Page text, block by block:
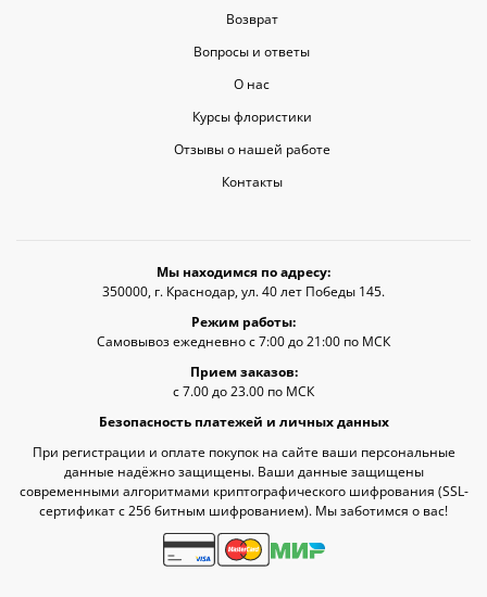
Возврат
Вопросы и ответы
О нас
Курсы флористики
Отзывы о нашей работе
Контакты
Мы находимся по адресу:
350000, г. Краснодар, ул. 40 лет Победы 145.
Режим работы:
Самовывоз ежедневно с 7:00 до 21:00 по МСК
Прием заказов:
с 7.00 до 23.00 по МСК
Безопасность платежей и личных данных
При регистрации и оплате покупок на сайте ваши персональные
данные надёжно защищены. Ваши данные защищены
современными алгоритмами криптографического шифрования (SSL-
сертификат c 256 битным шифрованием). Мы заботимся о вас!